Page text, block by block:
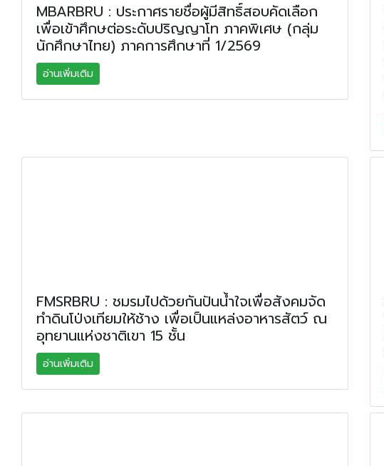
MBARBRU : ประกาศรายชื่อผู้มีสิทธิ์สอบคัดเลือก
เพื่อเข้าศึกษต่อระดับปริญญาโท ภาคพิเศษ (กลุ่ม
นักศึกษาไทย) ภาคการศึกษาที่ 1/2569
อ่านเพิ่มเติม
FMSRBRU : ชมรมไปด้วยกันปันน้ำใจเพื่อสังคมจัด
ทำดินโป่งเทียมให้ช้าง เพื่อเป็นแหล่งอาหารสัตว์ ณ
อุทยานแห่งชาติเขา 15 ชั้น
อ่านเพิ่มเติม